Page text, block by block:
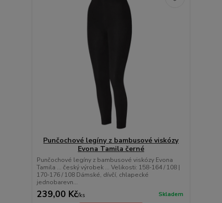
Punčochové legíny z bambusové viskózy
Evona Tamila černé
Punčochové legíny z bambusové viskózy Evona
Tamila ... český výrobek ... Velikosti: 158-164 / 108 |
170-176 / 108 Dámské, dívčí, chlapecké
jednobarevn...
239,00 Kč/ks Skladem